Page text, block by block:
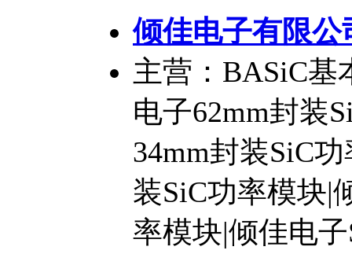
倾佳电子有限
主营：BASiC基
电子62mm封装
34mm封装SiC
装SiC功率模块|
率模块|倾佳电